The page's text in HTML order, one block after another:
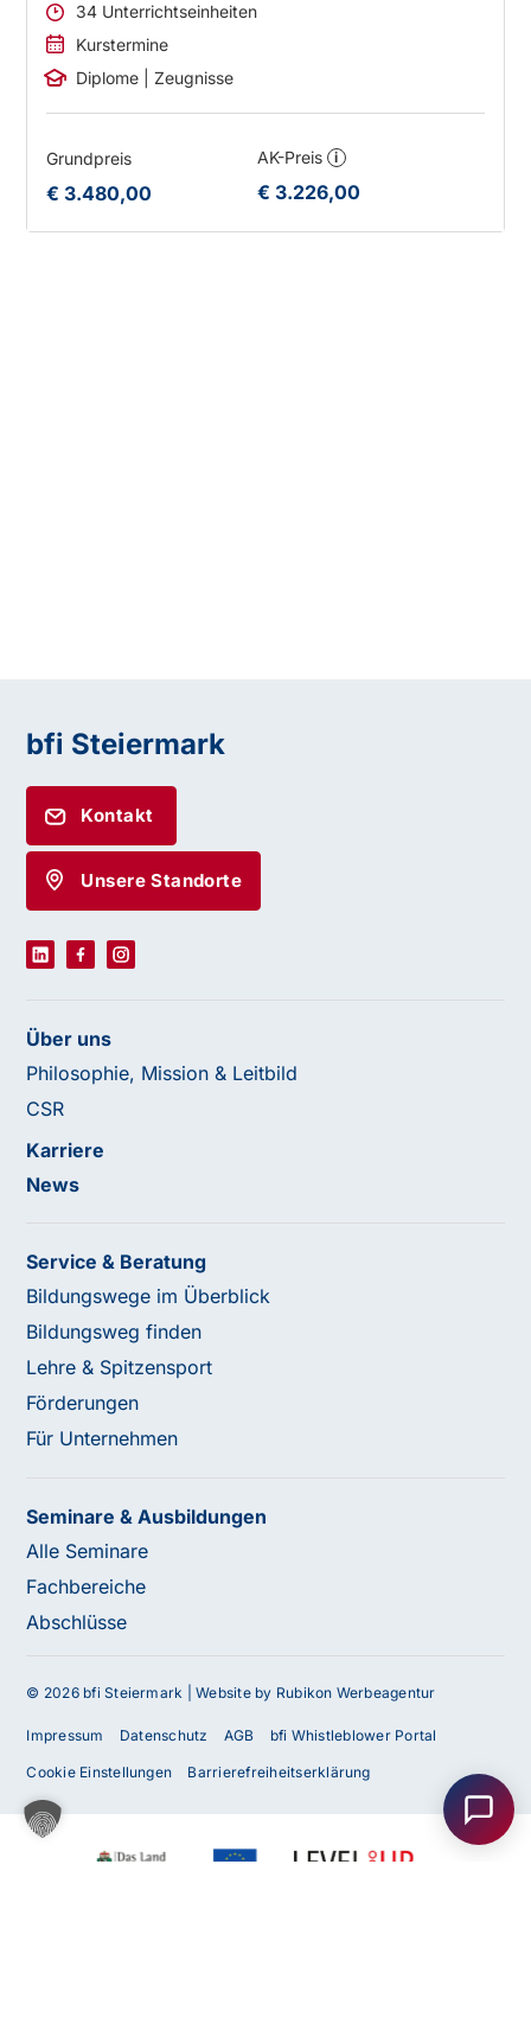
Haben Sie Fragen oder benötigen Sie
Unser Team ist gerne für Sie da! Nehmen Sie jetzt
Kontakt mit uns auf – wir freuen uns auf Ihre Anfrage.
34 Unterrichtseinheiten
Kurstermine
Diplome | Zeugnisse
Grundpreis
€ 3.480,00
AK-Preis i
€ 3.226,00
bfi Steiermark
Kontakt
Unsere Standorte
Über uns
Philosophie, Mission & Leitbild
CSR
Karriere
News
Service & Beratung
Bildungswege im Überblick
Bildungsweg finden
Lehre & Spitzensport
Förderungen
Für Unternehmen
Seminare & Ausbildungen
Alle Seminare
Fachbereiche
Abschlüsse
© 2026 bfi Steiermark |Website by Rubikon Werbeagentur
Impressum Datenschutz AGB bfi Whistleblower Portal
Cookie Einstellungen Barrierefreiheitserklärung